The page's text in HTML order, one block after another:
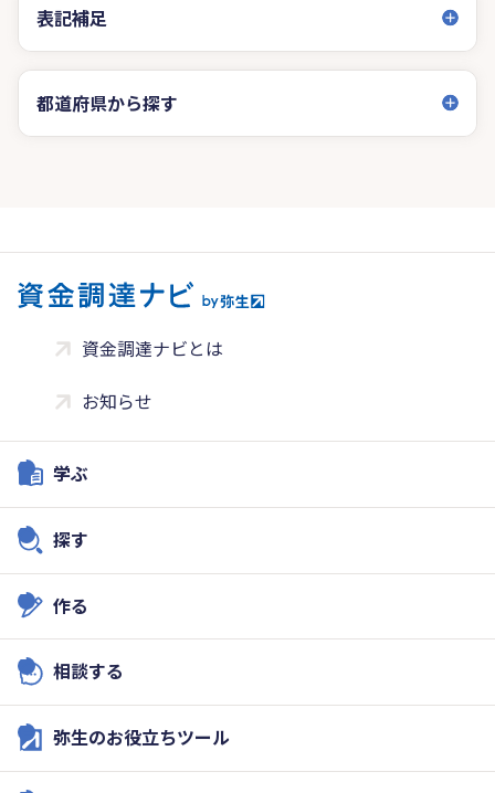
表記補足
都道府県から探す
資金調達ナビとは
お知らせ
学ぶ
探す
作る
相談する
弥生のお役立ちツール